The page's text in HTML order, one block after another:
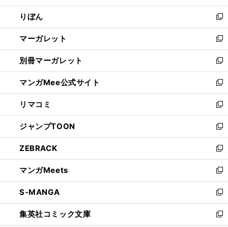
開
く
ウ
で
開
く
ン
ド
ウ
で
開
く
ウ
ィ
ン
ド
ウ
で
開
く
りぼん
新
し
い
ウ
ィ
ン
ド
ウ
で
開
く
マーガレット
新
し
い
ウ
ィ
ン
ド
ウ
で
開
く
別冊マーガレット
新
し
い
ウ
ィ
ン
ド
ウ
で
開
く
マンガMee公式サイト
新
し
い
ウ
ィ
ン
ド
ウ
で
開
く
リマコミ
新
し
い
ウ
ィ
ン
ド
ウ
で
開
く
ジャンプTOON
新
し
い
ウ
ィ
ン
ド
ウ
で
開
ZEBRACK
新
し
い
ウ
ィ
ン
ド
マンガMeets
新
し
い
ウ
ィ
S-MANGA
新
し
い
集英社コミック文庫
新